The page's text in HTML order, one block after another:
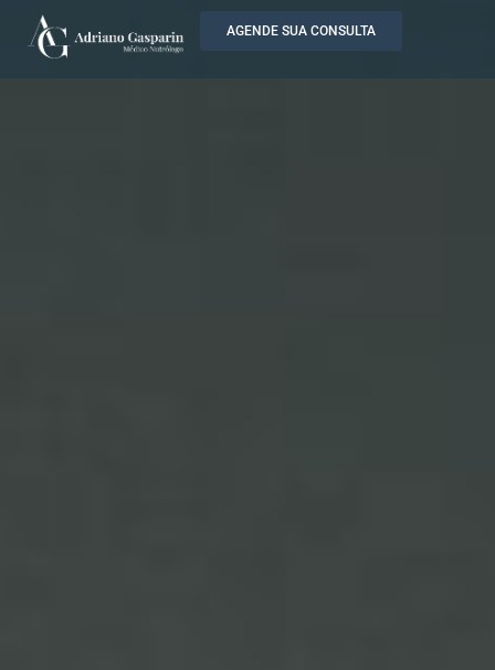
AGENDE SUA CONSULTA